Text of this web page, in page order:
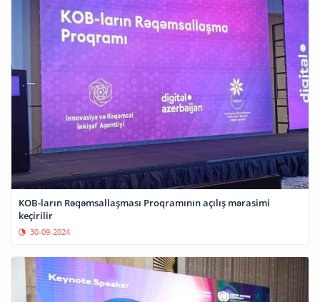
KOB-ların Rəqəmsallaşması Proqramının açılış mərasimi
keçirilir
30-09-2024